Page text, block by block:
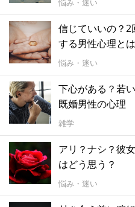
信じていいの？2
する男性心理とは
悩み・迷い
下心がある？若
既婚男性の心理
雑学
アリ？ナシ？彼
はどう思う？
悩み・迷い